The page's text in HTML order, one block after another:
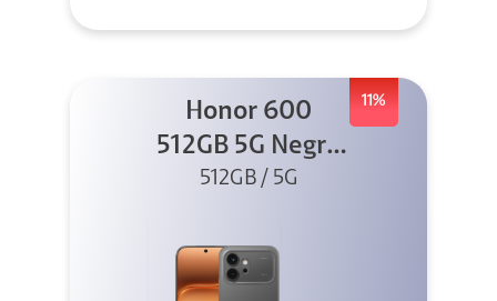
11%
Honor 600
512GB 5G Negro
+ Clip 2
512GB / 5G